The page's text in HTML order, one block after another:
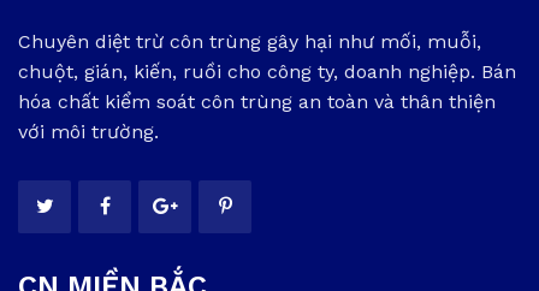
Chuyên diệt trừ côn trùng gây hại như mối, muỗi,
chuột, gián, kiến, ruồi cho công ty, doanh nghiệp. Bán
hóa chất kiểm soát côn trùng an toàn và thân thiện
với môi trường.